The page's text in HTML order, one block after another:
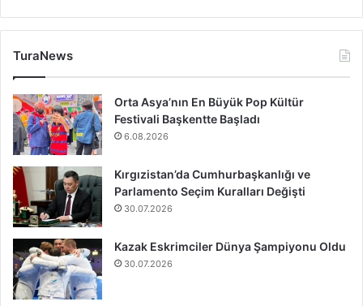
TuraNews
Orta Asya’nın En Büyük Pop Kültür
Festivali Başkentte Başladı
6.08.2026
Kırgızistan’da Cumhurbaşkanlığı ve
Parlamento Seçim Kuralları Değişti
30.07.2026
Kazak Eskrimciler Dünya Şampiyonu Oldu
30.07.2026